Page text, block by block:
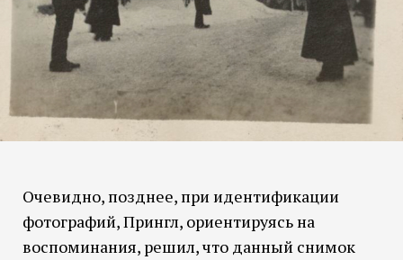
Очевидно, позднее, при идентификации
фотографий, Прингл, ориентируясь на
воспоминания, решил, что данный снимок